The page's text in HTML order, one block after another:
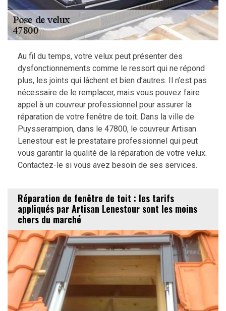
Au fil du temps, votre velux peut présenter des
dysfonctionnements comme le ressort qui ne répond
plus, les joints qui lâchent et bien d’autres. Il n’est pas
nécessaire de le remplacer, mais vous pouvez faire
appel à un couvreur professionnel pour assurer la
réparation de votre fenêtre de toit. Dans la ville de
Puysserampion, dans le 47800, le couvreur Artisan
Lenestour est le prestataire professionnel qui peut
vous garantir la qualité de la réparation de votre velux.
Contactez-le si vous avez besoin de ses services.
Réparation de fenêtre de toit : les tarifs
appliqués par Artisan Lenestour sont les moins
chers du marché